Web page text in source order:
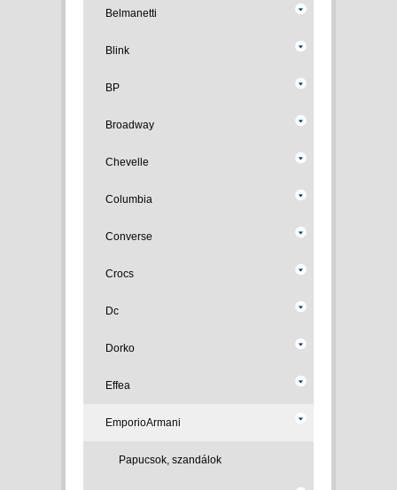
Belmanetti
Blink
BP
Broadway
Chevelle
Columbia
Converse
Crocs
Dc
Dorko
Effea
EmporioArmani
Papucsok, szandálok